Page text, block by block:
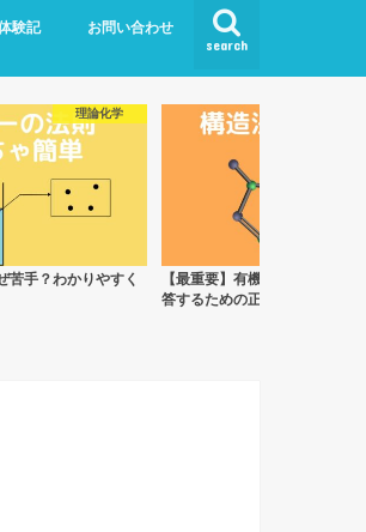
search
験記 お問い合わせ
理論化学
苦手？わかりやすく
【最重要】有機化学の構造決
答するための正しい勉強法